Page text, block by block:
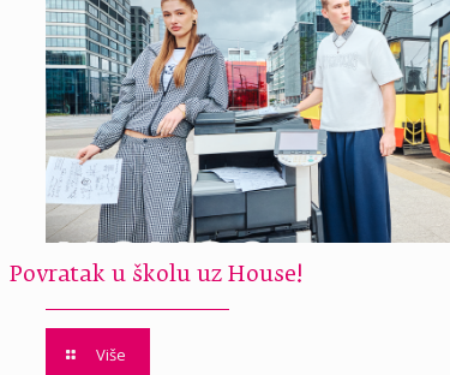
Povratak u školu uz House!
Više